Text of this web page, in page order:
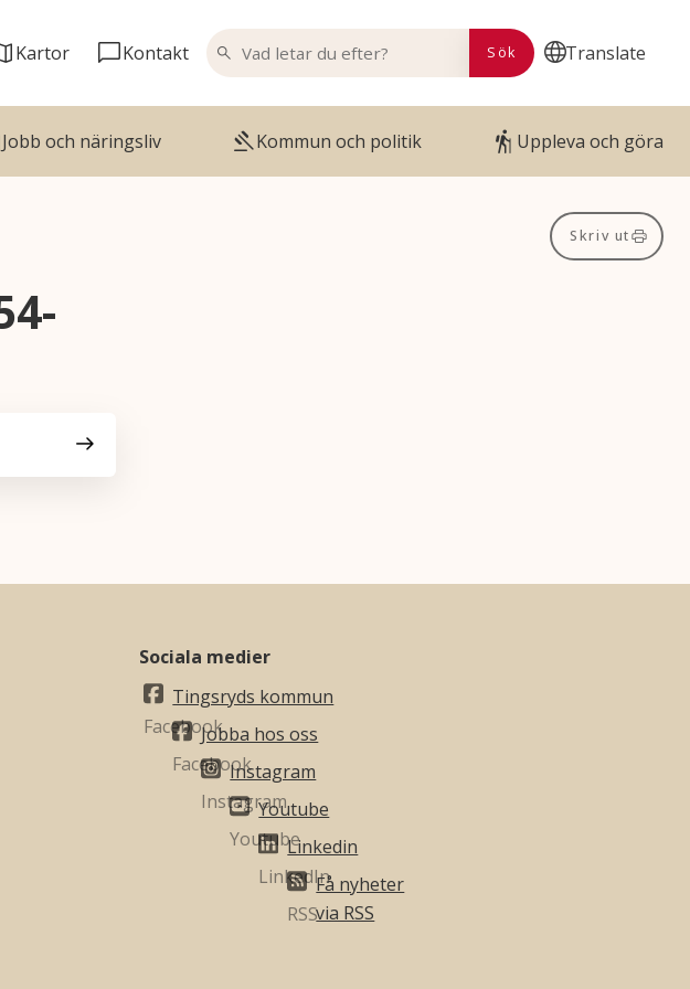
Translate
Kartor Kontakt
VAD LETAR DU EFTER?
Sök
Jobb och näringsliv Kommun och politik Uppleva och göra
Skriv ut
Sociala medier
Tingsryds kommun
Jobba hos oss
Instagram
Youtube
Linkedin
Få nyheter
via RSS